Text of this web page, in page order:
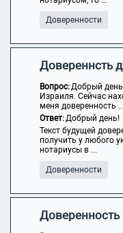
Доверенности
Довереннсть
Вопрос:Добрый
Израиля. Сейчас
меня доверенность ...
Ответ:Добрый день!
Текст будущей
получить у любого
нотариусы в ...
Доверенности
Доверенность